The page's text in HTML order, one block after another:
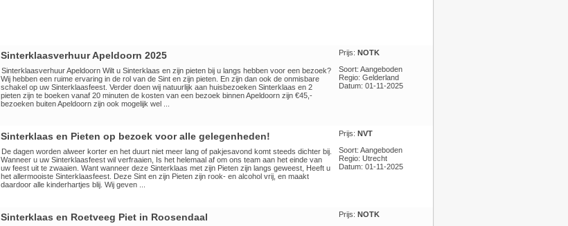
Sinterklaasverhuur Apeldoorn 2025
Sinterklaasverhuur Apeldoorn Wilt u Sinterklaas en zijn pieten bij u langs hebben voor een bezoek?
Wij hebben een ruime ervaring in de rol van de Sint en zijn pieten. En zijn dan ook de onmisbare
schakel op uw Sinterklaasfeest. Verder doen wij natuurlijk aan huisbezoeken Sinterklaas en 2
pieten zijn te boeken vanaf 20 minuten de kosten van een bezoek binnen Apeldoorn zijn €45,-
bezoeken buiten Apeldoorn zijn ook mogelijk wel ...
Prijs: NOTK
Soort: Aangeboden
Regio: Gelderland
Datum: 01-11-2025
Sinterklaas en Pieten op bezoek voor alle gelegenheden!
De dagen worden alweer korter en het duurt niet meer lang of pakjesavond komt steeds dichter bij.
Wanneer u uw Sinterklaasfeest wil verfraaien, Is het helemaal af om ons team aan het einde van
uw feest uit te zwaaien. Want wanneer deze Sinterklaas met zijn Pieten zijn langs geweest, Heeft u
het allermooiste Sinterklaasfeest. Deze Sint en zijn Pieten zijn rook- en alcohol vrij, en maakt
daardoor alle kinderhartjes blij. Wij geven ...
Prijs: NVT
Soort: Aangeboden
Regio: Utrecht
Datum: 01-11-2025
Sinterklaas en Roetveeg Piet in Roosendaal Prijs: NOTK